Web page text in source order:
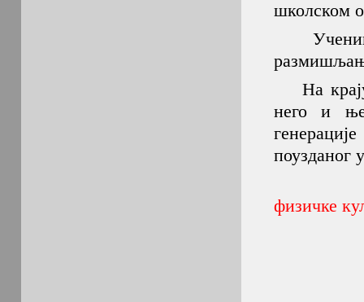
школском
Ученик
На
него и
поузданог
физичке